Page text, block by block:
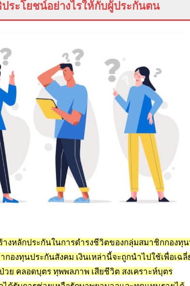
ระโยชน์อย่างไรให้กับผู้ประกันตน
งหลักประกันในการดำรงชีวิตของกลุ่มสมาชิกกองทุ
กองทุนประกันสังคม เงินเหล่านี้จะถูกนำไปใช้เพื่อเฉลี่
วย คลอดบุตร ทุพพลภาพ เสียชีวิต สงเคราะห์บุตร